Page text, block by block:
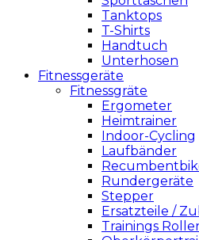
Tanktops
T-Shirts
Handtuch
Unterhosen
Fitnessgeräte
Fitnessgräte
Ergometer
Heimtrainer
Indoor-Cycling
Laufbänder
Rundergeräte
Stepper
Ersatzteile /
Trainings